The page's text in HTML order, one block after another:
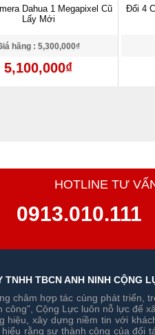
Dahua 1 Megapixel Cũ
Lấy Mới
hãng : 5,300,000₫
5,100,000₫
Đổi 4
HOTLINE TƯ
0913.010.111
TNHH TBCN ANH NINH CỘNG
châm hợp tác cùng phát triển,
công", Cộng Lực luôn nỗ lực để
hiệu, xây dựng niềm tin với
rằng sự thành công của đối